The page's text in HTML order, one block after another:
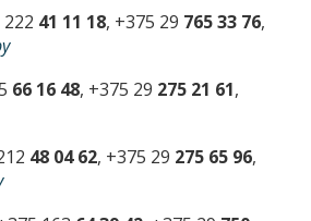
41 11 18, +375 29 765 33 76,
66 16 48, +375 29 275 21 61,
48 04 62, +375 29 275 65 96,